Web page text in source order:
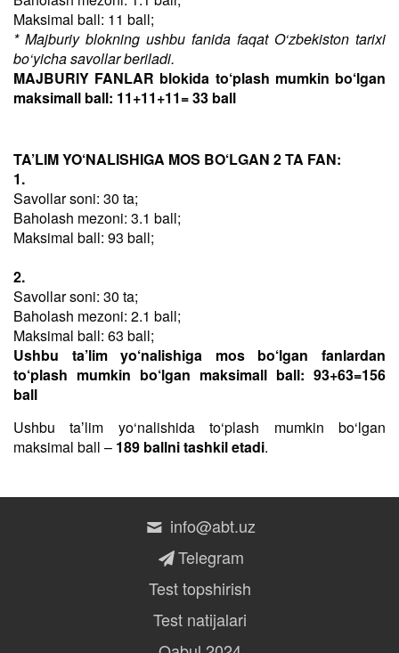
Maksimal ball: 11 ball;
* Majburiy blokning ushbu fanida faqat O‘zbekiston tarixi
bo‘yicha savollar beriladi.
MAJBURIY FANLAR blokida to‘plash mumkin bo‘lgan
maksimall ball: 11+11+11= 33 ball
TA’LIM YO‘NALISHIGA MOS BO‘LGAN 2 TA FAN:
1.
Savollar soni: 30 ta;
Baholash mezoni: 3.1 ball;
Maksimal ball: 93 ball;
2.
Savollar soni: 30 ta;
Baholash mezoni: 2.1 ball;
Maksimal ball: 63 ball;
Ushbu ta’lim yo‘nalishiga mos bo‘lgan fanlardan
to‘plash mumkin bo‘lgan maksimall ball: 93+63=156
ball
Ushbu taʼlim yo‘nalishida to‘plash mumkin bo‘lgan
maksimal ball – 189 ballni tashkil etadi.
info@abt.uz
Telegram
Test topshirish
Test natijalari